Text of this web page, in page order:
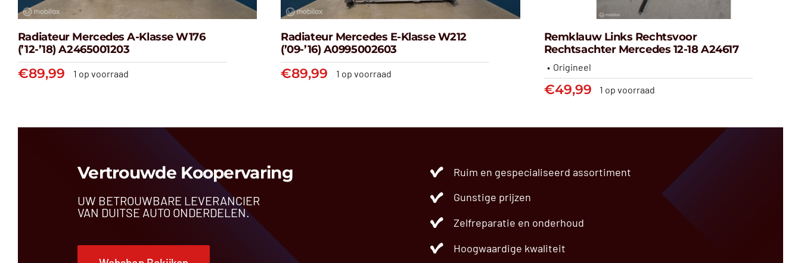
€89,99
Radiateur Mercedes A-Klasse W176
(’12-’18) A2465001203
€89,99 1 op voorraad
€89,99
Radiateur Mercedes E-Klasse W212
(’09-’16) A0995002603
€89,99 1 op voorraad
Remklauw links rechtsvoor
rechtsachter Mercedes 12-18
€49,99
Remklauw Links Rechtsvoor
Rechtsachter Mercedes 12-18 A24617
Origineel
€49,99 1 op voorraad
Vertrouwde Koopervaring
UW BETROUWBARE LEVERANCIER
VAN DUITSE AUTO ONDERDELEN.
Ruim en gespecialiseerd assortiment
Gunstige prijzen
Zelfreparatie en onderhoud
Hoogwaardige kwaliteit